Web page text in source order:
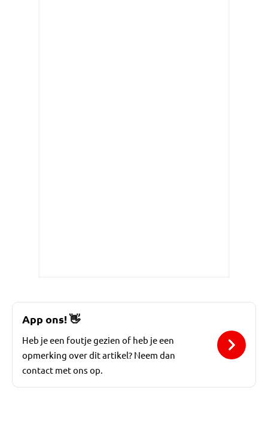
App ons!👋
Heb je een foutje gezien of heb je een
opmerking over dit artikel? Neem dan
contact met ons op.